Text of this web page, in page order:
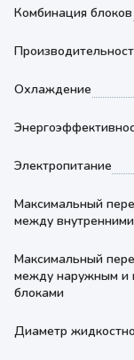
Комбинация блоков
Охлаждение
Электропитание
Максимальный
между
Максимальный
между наружным и
блоками
Диаметр